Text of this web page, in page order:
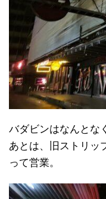
バダビンはなんとな
あとは、旧ストリッ
って営業。